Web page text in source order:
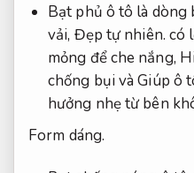
Bạt phủ ô tô là dòng
vải, Đẹp tự nhiên. có
mỏng để che nắng,
chống bụi và Giúp ô
hưởng nhẹ từ bên
Form dáng.